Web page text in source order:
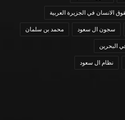
الانسان في الجزيرة العربية
سجون ال سعود محمد بن سلمان
البحرين
نظام ال سعود